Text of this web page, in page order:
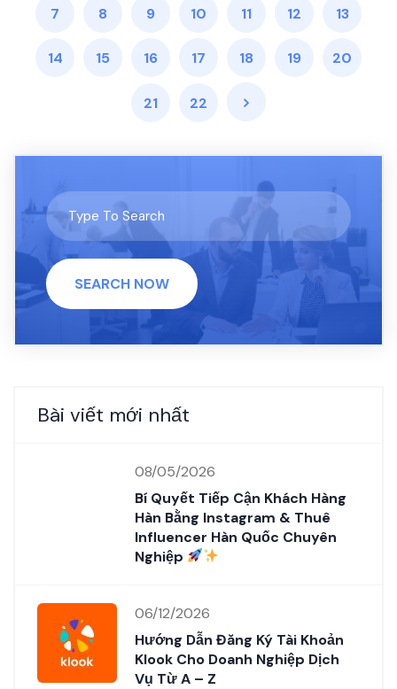
7 8 9 10 11 12 13
14 15 16 17 18 19 20
21 22
SEARCH NOW
Bài viết mới nhất
08/05/2026
Bí Quyết Tiếp Cận Khách Hàng
Hàn Bằng Instagram & Thuê
Influencer Hàn Quốc Chuyên
Nghiệp
06/12/2026
Hướng Dẫn Đăng Ký Tài Khoản
Klook Cho Doanh Nghiệp Dịch
Vụ Từ A – Z